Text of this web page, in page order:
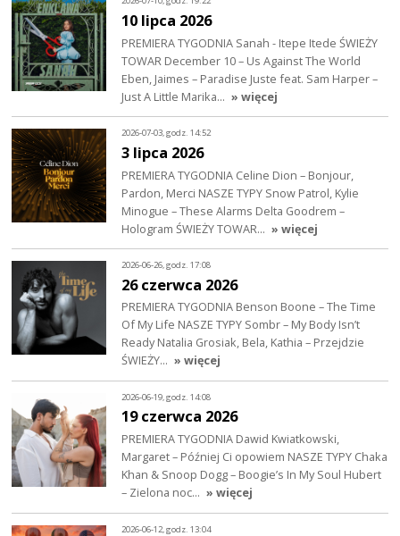
10 lipca 2026
PREMIERA TYGODNIA Sanah - Itepe Itede ŚWIEŻY
TOWAR December 10 – Us Against The World
Eben, Jaimes – Paradise Juste feat. Sam Harper –
Just A Little Marika… » więcej
2026-07-03, godz. 14:52
3 lipca 2026
PREMIERA TYGODNIA Celine Dion – Bonjour,
Pardon, Merci NASZE TYPY Snow Patrol, Kylie
Minogue – These Alarms Delta Goodrem –
Hologram ŚWIEŻY TOWAR… » więcej
2026-06-26, godz. 17:08
26 czerwca 2026
PREMIERA TYGODNIA Benson Boone – The Time
Of My Life NASZE TYPY Sombr – My Body Isn’t
Ready Natalia Grosiak, Bela, Kathia – Przejdzie
ŚWIEŻY… » więcej
2026-06-19, godz. 14:08
19 czerwca 2026
PREMIERA TYGODNIA Dawid Kwiatkowski,
Margaret – Później Ci opowiem NASZE TYPY Chaka
Khan & Snoop Dogg – Boogie’s In My Soul Hubert
– Zielona noc… » więcej
2026-06-12, godz. 13:04